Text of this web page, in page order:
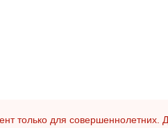
только для совершеннолетних.